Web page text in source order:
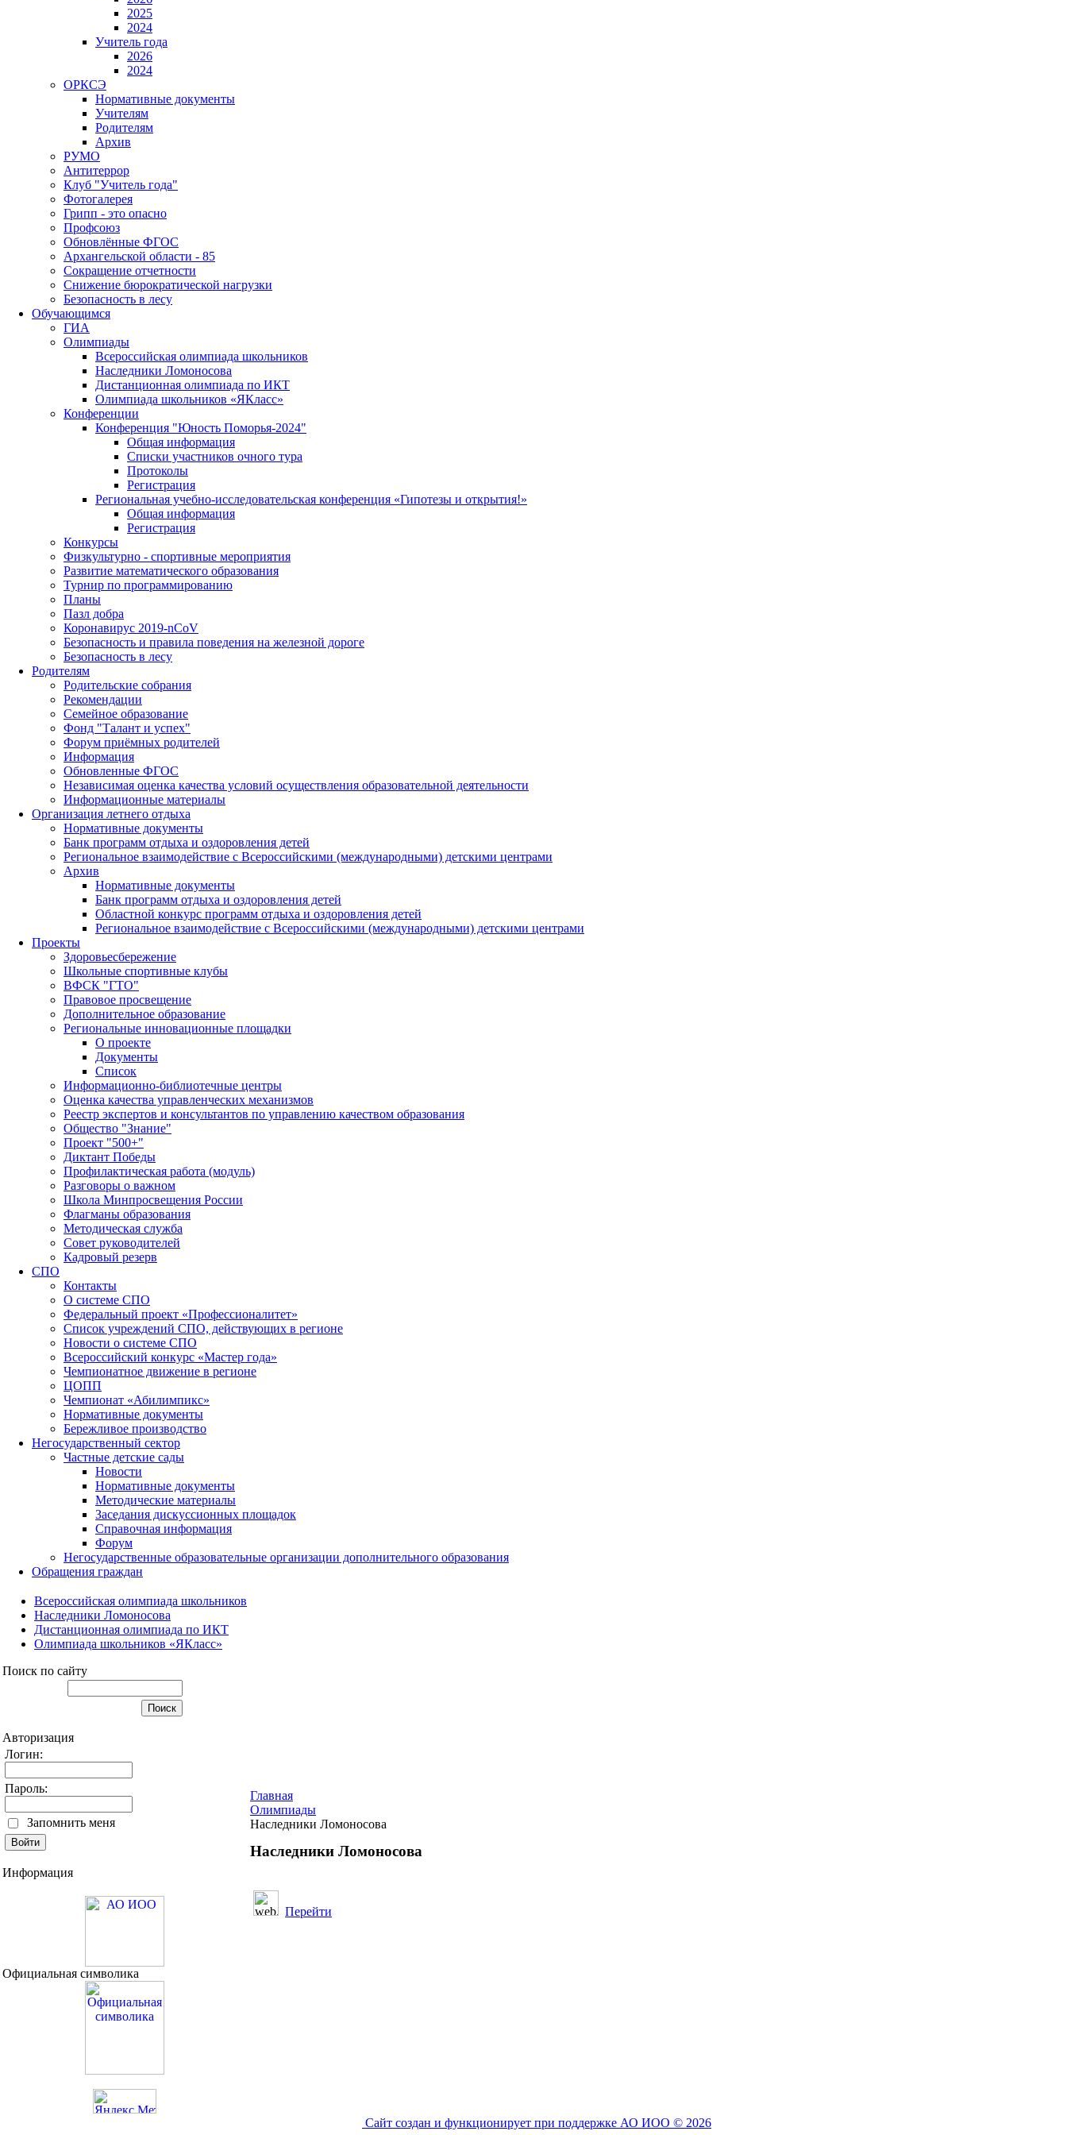
2025
2024
Учитель года
2026
2024
ОРКСЭ
Нормативные документы
Учителям
Родителям
Архив
РУМО
Антитеррор
Клуб "Учитель года"
Фотогалерея
Грипп - это опасно
Профсоюз
Обновлённые ФГОС
Архангельской области - 85
Сокращение отчетности
Снижение бюрократической нагрузки
Безопасность в лесу
Обучающимся
ГИА
Олимпиады
Всероссийская олимпиада школьников
Наследники Ломоносова
Дистанционная олимпиада по ИКТ
Олимпиада школьников «ЯКласс»
Конференции
Конференция "Юность Поморья-2024"
Общая информация
Списки участников очного тура
Протоколы
Регистрация
Региональная учебно-исследовательская конференция «Гипотезы и открытия!»
Общая информация
Регистрация
Конкурсы
Физкультурно - спортивные мероприятия
Развитие математического образования
Турнир по программированию
Планы
Пазл добра
Коронавирус 2019-nCoV
Безопасность и правила поведения на железной дороге
Безопасность в лесу
Родителям
Родительские собрания
Рекомендации
Семейное образование
Фонд "Талант и успех"
Форум приёмных родителей
Информация
Обновленные ФГОС
Независимая оценка качества условий осуществления образовательной деятельности
Информационные материалы
Организация летнего отдыха
Нормативные документы
Банк программ отдыха и оздоровления детей
Региональное взаимодействие с Всероссийскими (международными) детскими центрами
Архив
Нормативные документы
Банк программ отдыха и оздоровления детей
Областной конкурс программ отдыха и оздоровления детей
Региональное взаимодействие с Всероссийскими (международными) детскими центрами
Проекты
Здоровьесбережение
Школьные спортивные клубы
ВФСК "ГТО"
Правовое просвещение
Дополнительное образование
Региональные инновационные площадки
О проекте
Документы
Список
Информационно-библиотечные центры
Оценка качества управленческих механизмов
Реестр экспертов и консультантов по управлению качеством образования
Общество "Знание"
Проект "500+"
Диктант Победы
Профилактическая работа (модуль)
Разговоры о важном
Школа Минпросвещения России
Флагманы образования
Методическая служба
Совет руководителей
Кадровый резерв
СПО
Контакты
О системе СПО
Федеральный проект «Профессионалитет»
Список учреждений СПО, действующих в регионе
Новости о системе СПО
Всероссийский конкурс «Мастер года»
Чемпионатное движение в регионе
ЦОПП
Чемпионат «Абилимпикс»
Нормативные документы
Бережливое производство
Негосударственный сектор
Частные детские сады
Новости
Нормативные документы
Методические материалы
Заседания дискуссионных площадок
Справочная информация
Форум
Негосударственные образовательные организации дополнительного образования
Обращения граждан
Всероссийская олимпиада школьников
Наследники Ломоносова
Дистанционная олимпиада по ИКТ
Олимпиада школьников «ЯКласс»
Поиск по сайту
Авторизация
Логин:
Пароль:
Запомнить меня
Информация
Официальная символика
Главная
Олимпиады
Наследники Ломоносова
Наследники Ломоносова
Перейти
Сайт создан и функционирует при поддержке АО ИОО © 2026